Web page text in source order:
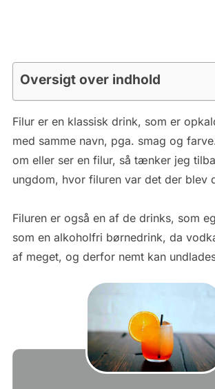
Oversigt over indhold
Filur er en klassisk drink, som er
med samme navn, pga. smag og
om eller ser en filur, så tænker jeg
ungdom, hvor filuren var det der blev
Filuren er også en af de drinks, som
som en alkoholfri børnedrink, da
af meget, og derfor nemt kan